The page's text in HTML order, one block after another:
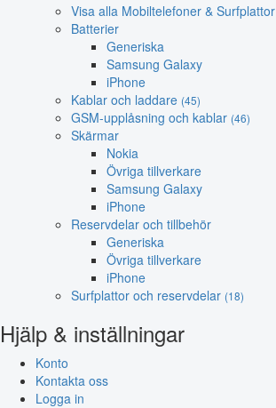
Visa alla Mobiltelefoner & Surfplattor
Batterier
Generiska
Samsung Galaxy
iPhone
Kablar och laddare (45)
GSM-upplåsning och kablar (46)
Skärmar
Nokia
Övriga tillverkare
Samsung Galaxy
iPhone
Reservdelar och tillbehör
Generiska
Övriga tillverkare
iPhone
Surfplattor och reservdelar (18)
Hjälp & inställningar
Konto
Kontakta oss
Logga in